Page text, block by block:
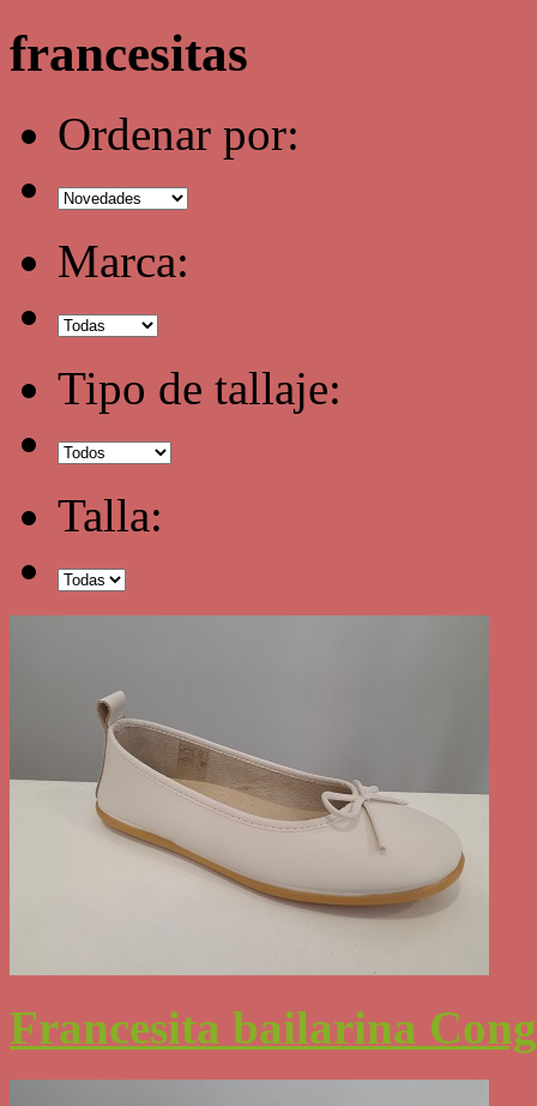
francesitas
Ordenar por:
Marca:
Tipo de tallaje:
Talla:
Francesita bailarina